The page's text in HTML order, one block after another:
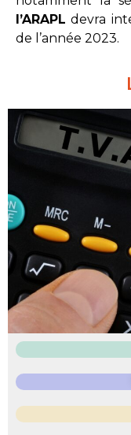
l’ARAPL devra
de l’année 2023.